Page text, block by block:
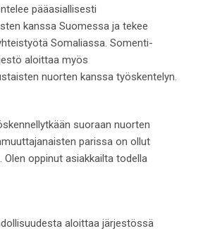
pääasiallisesti
kanssa Suomessa ja tekee
Somaliassa. Somenti-
aloittaa myös
nuorten kanssa työskentelyn.
suoraan nuorten
parissa on ollut
oppinut asiakkailta todella
aloittaa järjestössä